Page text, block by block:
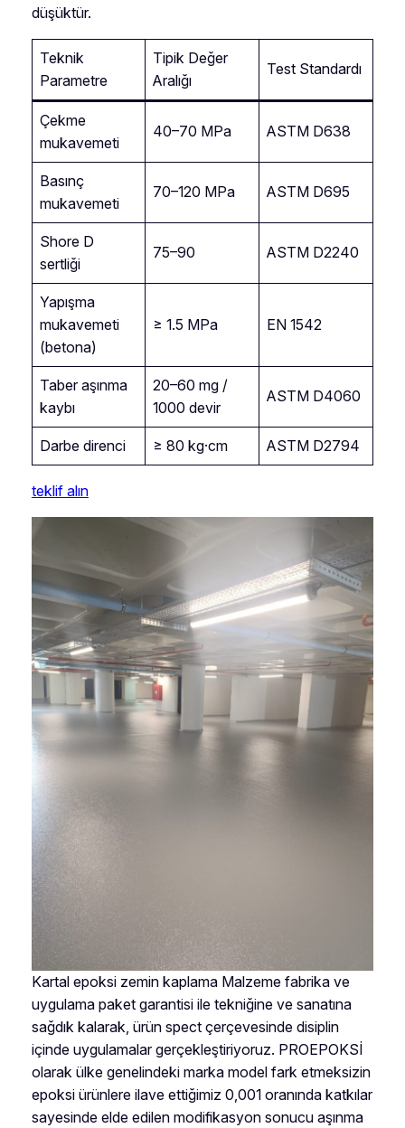
düşüktür.
Teknik
Parametre
Tipik Değer
Aralığı
Test Standardı
Çekme
mukavemeti
40–70 MPa ASTM D638
Basınç
mukavemeti
70–120 MPa ASTM D695
Shore D
sertliği
75–90 ASTM D2240
Yapışma
mukavemeti
(betona)
≥ 1.5 MPa EN 1542
Taber aşınma
kaybı
20–60 mg /
1000 devir
ASTM D4060
Darbe direnci ≥ 80 kg·cm ASTM D2794
teklif alın
Kartal epoksi zemin kaplama Malzeme fabrika ve
uygulama paket garantisi ile tekniğine ve sanatına
sağdık kalarak, ürün spect çerçevesinde disiplin
içinde uygulamalar gerçekleştiriyoruz. PROEPOKSİ
olarak ülke genelindeki marka model fark etmeksizin
epoksi ürünlere ilave ettiğimiz 0,001 oranında katkılar
sayesinde elde edilen modifikasyon sonucu aşınma